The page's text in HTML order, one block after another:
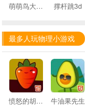
萌萌鸟大爆破 撑杆跳3d
最多人玩物理小游戏
愤怒的胡萝卜2 牛油果先生